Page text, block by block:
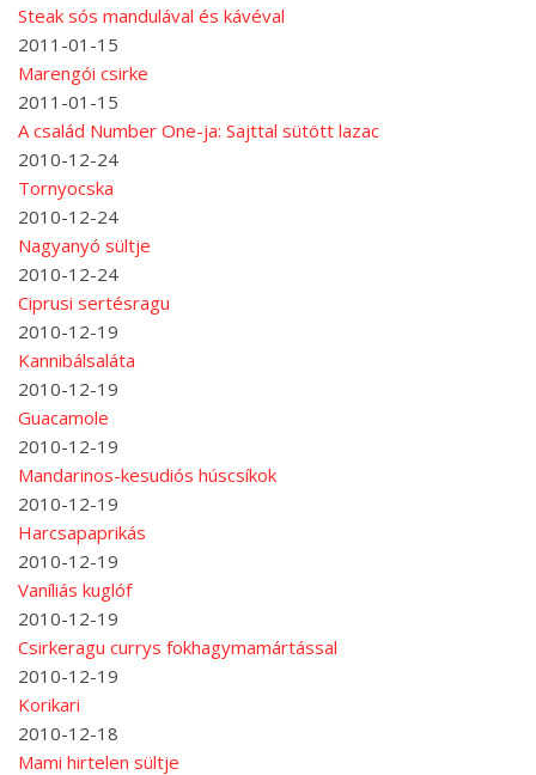
Steak sós mandulával és kávéval
2011-01-15
Marengói csirke
2011-01-15
A család Number One-ja: Sajttal sütött lazac
2010-12-24
Tornyocska
2010-12-24
Nagyanyó sültje
2010-12-24
Ciprusi sertésragu
2010-12-19
Kannibálsaláta
2010-12-19
Guacamole
2010-12-19
Mandarinos-kesudiós húscsíkok
2010-12-19
Harcsapaprikás
2010-12-19
Vaníliás kuglóf
2010-12-19
Csirkeragu currys fokhagymamártással
2010-12-19
Korikari
2010-12-18
Mami hirtelen sültje